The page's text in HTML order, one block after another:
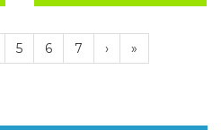
5 6 7 › »